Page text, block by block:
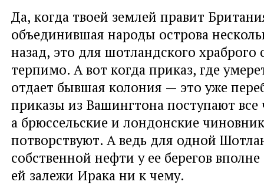
Да, когда твоей землей правит
объединившая народы острова
назад, это для шотландского храброго
терпимо. А вот когда приказ, где
отдает бывшая колония — это уже
приказы из Вашингтона поступают все
а брюссельские и лондонские
потворствуют. А ведь для одной
собственной нефти у ее берегов
ей залежи Ирака ни к чему.